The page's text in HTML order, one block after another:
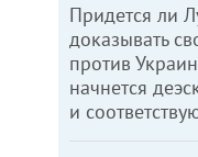
Придется ли
доказывать
против
начнется
и